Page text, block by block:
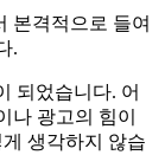
본격적으로 들여
.
되었습니다. 어
나 광고의 힘이
생각하지 않습